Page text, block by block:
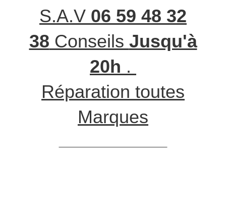
S.A.V 06 59 48 32
38 Conseils Jusqu'à
20h .
Réparation toutes
Marques